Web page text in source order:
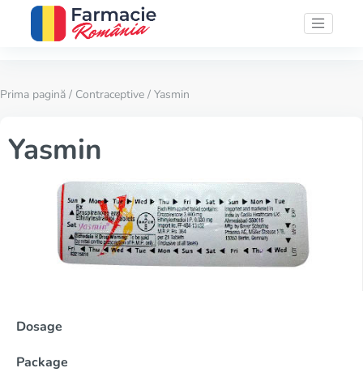
Prima pagină / Contraceptive / Yasmin
Yasmin
Dosage
Package